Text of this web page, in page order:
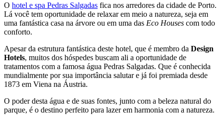
O hotel e spa Pedras Salgadas fica nos arredores da cidade de Porto.
Lá você tem oportunidade de relaxar em meio a natureza, seja em
uma fantástica casa na árvore ou em uma das Eco Houses com todo
conforto.
Apesar da estrutura fantástica deste hotel, que é membro da Design
Hotels, muitos dos hóspedes buscam ali a oportunidade de
tratamentos com a famosa água Pedras Salgadas. Que é conhecida
mundialmente por sua importância salutar e já foi premiada desde
1873 em Viena na Áustria.
O poder desta água e de suas fontes, junto com a beleza natural do
parque, é o destino perfeito para lazer em harmonia com a natureza.